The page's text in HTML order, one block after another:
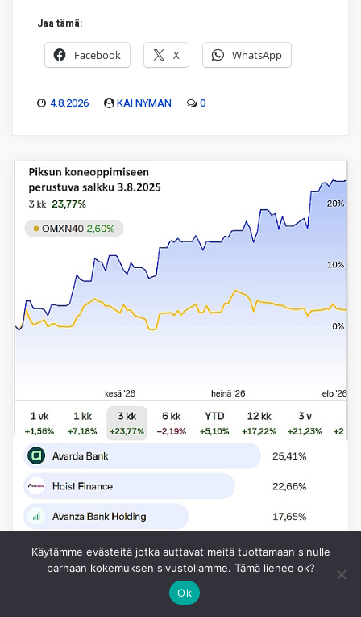
Jaa tämä:
Facebook X WhatsApp
4.8.2026 KAI NYMAN 0
Käytämme evästeitä jotka auttavat meitä tuottamaan sinulle
parhaan kokemuksen sivustollamme. Tämä lienee ok?
Ok